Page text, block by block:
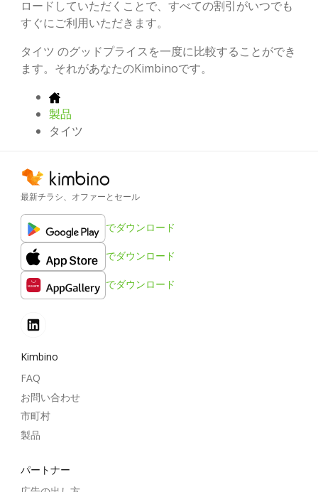
ロードしていただくことで、すべての割引がいつでも
すぐにご利用いただきます。
タイツ のグッドプライスを一度に比較することができ
ます。それがあなたのKimbinoです。
製品
タイツ
最新チラシ、オファーとセール
でダウンロード
でダウンロード
でダウンロード
Kimbino
FAQ
お問い合わせ
市町村
製品
パートナー